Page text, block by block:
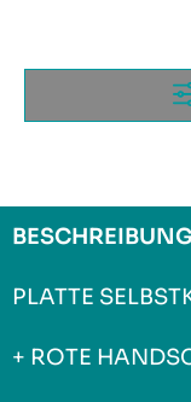
PLATTE
+ ROTE